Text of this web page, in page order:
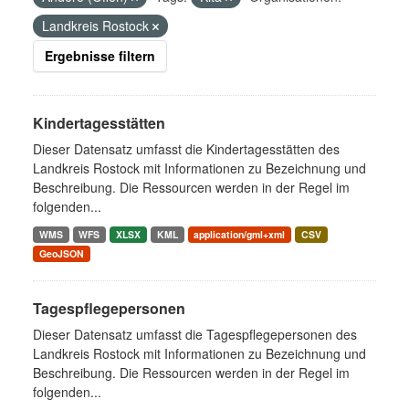
Landkreis Rostock
Ergebnisse filtern
Kindertagesstätten
Dieser Datensatz umfasst die Kindertagesstätten des
Landkreis Rostock mit Informationen zu Bezeichnung und
Beschreibung. Die Ressourcen werden in der Regel im
folgenden...
WMS WFS XLSX KML application/gml+xml
CSV
GeoJSON
Tagespflegepersonen
Dieser Datensatz umfasst die Tagespflegepersonen des
Landkreis Rostock mit Informationen zu Bezeichnung und
Beschreibung. Die Ressourcen werden in der Regel im
folgenden...